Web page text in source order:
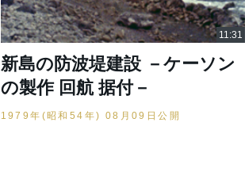
新島の防波堤建設 －ケーソン
の製作 回航 据付－
1979年(昭和54年) 08月09日公開